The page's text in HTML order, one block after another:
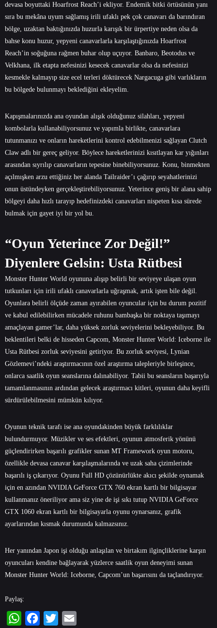
devasa boyuttaki Hoarfrost Reach’i ekliyor. Endemik bitki örtüsünün yanı
sıra bu mekâna uyum sağlamış irili ufaklı pek çok canavarı da barındıran
bölge, uzaktan baktığınızda huzurla karışık bir ürpertiye neden olsa da
bahse konu huzur, yepyeni canavarlarla karşılaştığınızda Hoarfrost
Reach’in soğuğuna rağmen buhar olup uçuyor. Banbaro, Beotodus ve
Velkhana, ilk etapta nefesinizi kesecek canavarlar olsa da nefesinizi
kesmekle kalmayıp size ecel terleri döktürecek Nargacuga gibi varlıkların
bu bölgede bulunmayı beklediğini ekleyelim.
Kapışmalarınızda ana oyundan alışık olduğunuz silahları, yepyeni
kombolarla kullanabiliyorsunuz ve yapımla birlikte, canavarlara
tutunmanızı ve onların hareketlerini kontrol edebilmenizi sağlayan Clutch
Claw adlı bir gereç geliyor. Böylece hareketlerinizi kısıtlayan kar yığınları
arasından sıyrılıp canavarların tepesine binebiliyorsunuz. Konu, binmekten
açılmışken arzu ettiğiniz her alanda Tailraider’ı çağırıp seyahatlerinizi
onun üstündeyken gerçekleştirebiliyorsunuz. Yeterince geniş bir alana sahip
bölgeyi daha hızlı tarayıp hedefinizdeki canavarları nispeten kısa sürede
bulmak için gayet iyi bir yol bu.
“Oyun Yeterince Zor Değil!”
Diyenlere Gelsin: Usta Rütbesi
Monster Hunter World oyununa alışıp belirli bir seviyeye ulaşan oyun
tutkunları için irili ufaklı canavarlarla uğraşmak, artık işten bile değil.
Oyunlara belirli ölçüde zaman ayırabilen oyuncular için bu durum pozitif
ve kabul edilebilirken mücadele ruhunu bambaşka bir noktaya taşımayı
amaçlayan gamer’lar, daha yüksek zorluk seviyelerini bekleyebiliyor. Bu
beklentileri belki de hisseden Capcom, Monster Hunter World: Iceborne ile
Usta Rütbesi zorluk seviyesini getiriyor. Bu zorluk seviyesi, Lynian
Gözlemevi’ndeki araştırmacının özel araştırma talepleriyle birleşince,
onlarca saatlik oyun seanslarına dalınabiliyor. Tabii bu seansların başarıyla
tamamlanmasının ardından gelecek araştırmacı kitleri, oyunun daha keyifli
sürdürülebilmesini mümkün kılıyor.
Oyunun teknik tarafı ise ana oyundakinden büyük farklılıklar
bulundurmuyor. Müzikler ve ses efektleri, oyunun atmosferik yönünü
güçlendirirken başarılı grafikler sunan MT Framework oyun motoru,
özellikle devasa canavar karşılaşmalarında ve uzak saha çizimlerinde
başarılı iş çıkarıyor. Oyunu Full HD çözünürlükte akıcı şekilde oynamak
için en azından NVIDIA GeForce GTX 760 ekran kartlı bir bilgisayar
kullanmanız öneriliyor ama siz yine de işi sıkı tutup NVIDIA GeForce
GTX 1060 ekran kartlı bir bilgisayarla oyunu oynarsanız, grafik
ayarlarından kısmak durumunda kalmazsınız.
Her yanından Japon işi olduğu anlaşılan ve birtakım ilginçliklerine karşın
oyuncuları kendine bağlayarak yüzlerce saatlik oyun deneyimi sunan
Monster Hunter World: Iceborne, Capcom’un başarısını da taçlandırıyor.
Paylaş: